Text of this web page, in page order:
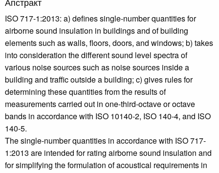
ISO 717-1:2013: a) defines single-number quantities for
airborne sound insulation in buildings and of building
elements such as walls, floors, doors, and windows; b) takes
into consideration the different sound level spectra of
various noise sources such as noise sources inside a
building and traffic outside a building; c) gives rules for
determining these quantities from the results of
measurements carried out in one-third-octave or octave
bands in accordance with ISO 10140-2, ISO 140-4, and ISO
140-5.
The single-number quantities in accordance with ISO 717-
1:2013 are intended for rating airborne sound insulation and
for simplifying the formulation of acoustical requirements in